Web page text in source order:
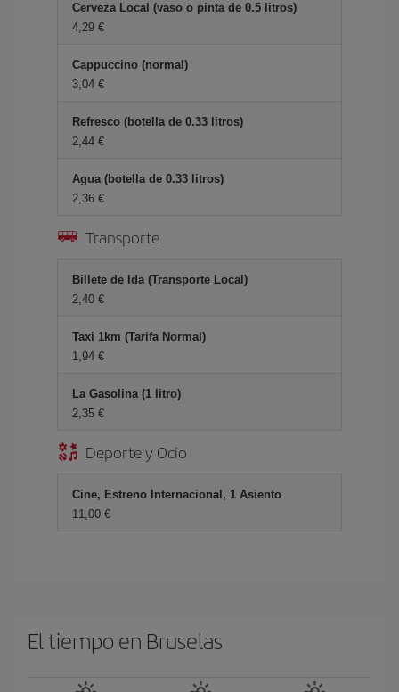
Cerveza Local (vaso o pinta de 0.5 litros)
4,29 €
Cappuccino (normal)
3,04 €
Refresco (botella de 0.33 litros)
2,44 €
Agua (botella de 0.33 litros)
2,36 €
Transporte
Billete de Ida (Transporte Local)
2,40 €
Taxi 1km (Tarifa Normal)
1,94 €
La Gasolina (1 litro)
2,35 €
Deporte y Ocio
Cine, Estreno Internacional, 1 Asiento
11,00 €
El tiempo en Bruselas